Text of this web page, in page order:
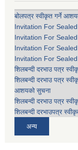
बोलपत्र स्वीकृत गर्ने
Invitation For
Invitation For
Invitation For
Invitation For
शिलबन्दी दरभाउ पत्र
शिलबन्दी दरभाउ पत्र
आशयको सुचना
शिलबन्दी दरभाउ पत्र
शिलबन्दी दरभाउपत्र
अन्य